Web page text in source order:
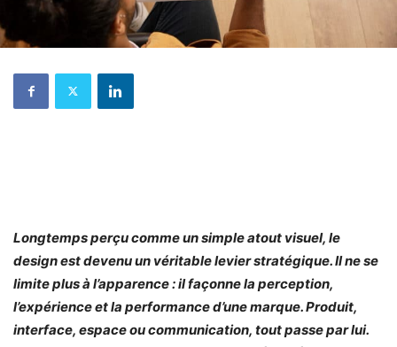
Longtemps perçu comme un simple atout visuel, le
design est devenu un véritable levier stratégique. Il ne se
limite plus à l’apparence : il façonne la perception,
l’expérience et la performance d’une marque. Produit,
interface, espace ou communication, tout passe par lui.